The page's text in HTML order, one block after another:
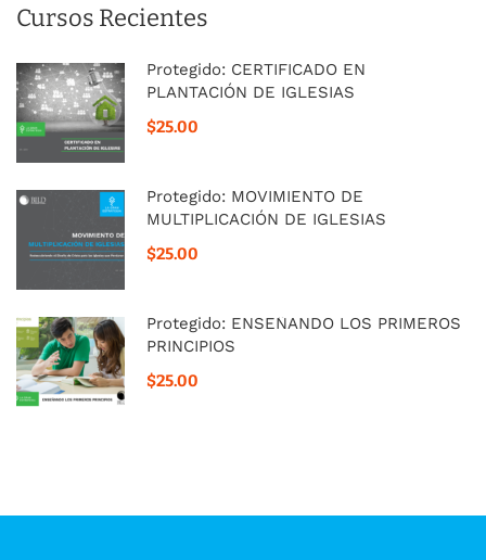
Cursos Recientes
Protegido: CERTIFICADO EN
PLANTACIÓN DE IGLESIAS
$25.00
Protegido: MOVIMIENTO DE
MULTIPLICACIÓN DE IGLESIAS
$25.00
Protegido: ENSEÑANDO LOS PRIMEROS
PRINCIPIOS
$25.00